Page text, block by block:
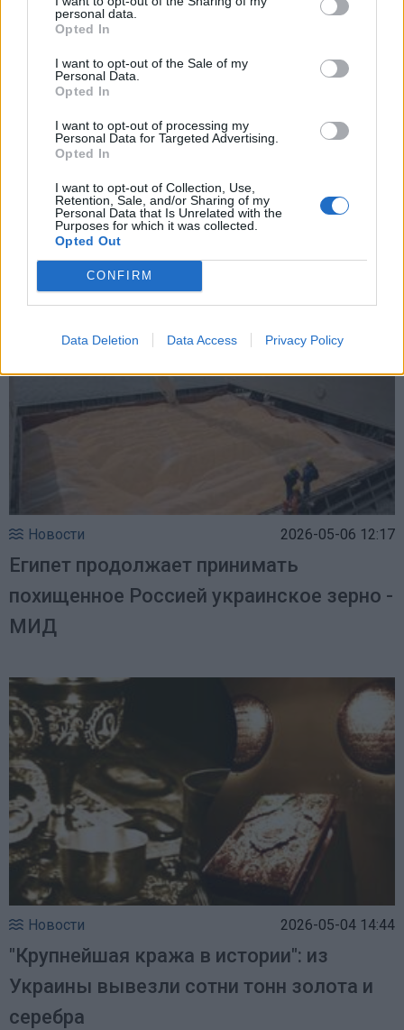
personal data.
Opted In
I want to opt-out of the Sale of my
Personal Data.
Opted In
I want to opt-out of processing my
Personal Data for Targeted Advertising.
Opted In
I want to opt-out of Collection, Use,
Retention, Sale, and/or Sharing of my
Personal Data that Is Unrelated with the
Purposes for which it was collected.
Opted Out
CONFIRM
Data Deletion Data Access Privacy Policy
Посетивший парад Путина король
Малайзии привез из Москвы лимузин
Новости 2026-05-06 12:17
Египет продолжает принимать
похищенное Россией украинское зерно -
МИД
Новости 2026-05-04 14:44
"Крупнейшая кража в истории": из
Украины вывезли сотни тонн золота и
серебра